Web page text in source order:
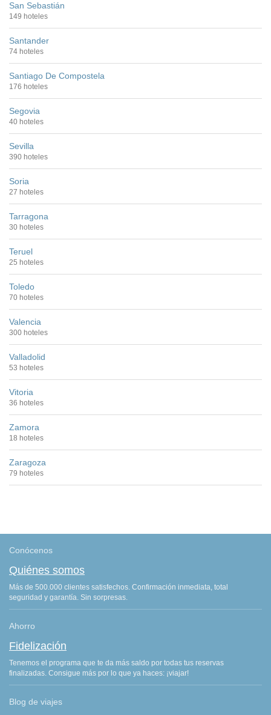
San Sebastián
149 hoteles
Santander
74 hoteles
Santiago De Compostela
176 hoteles
Segovia
40 hoteles
Sevilla
390 hoteles
Soria
27 hoteles
Tarragona
30 hoteles
Teruel
25 hoteles
Toledo
70 hoteles
Valencia
300 hoteles
Valladolid
53 hoteles
Vitoria
36 hoteles
Zamora
18 hoteles
Zaragoza
79 hoteles
Conócenos
Quiénes somos
Más de 500.000 clientes satisfechos. Confirmación inmediata, total
seguridad y garantía. Sin sorpresas.
Ahorro
Fidelización
Tenemos el programa que te da más saldo por todas tus reservas
finalizadas. Consigue más por lo que ya haces: ¡viajar!
Blog de viajes